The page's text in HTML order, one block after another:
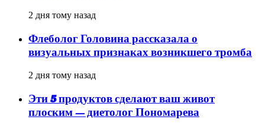
2 дня тому назад
Флеболог Головина рассказала о
визуальных признаках возникшего тромба
2 дня тому назад
Эти 5 продуктов сделают ваш живот
плоским — диетолог Пономарева